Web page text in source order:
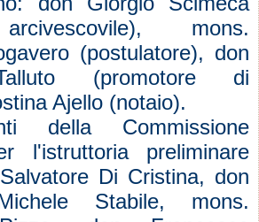
mons.
(postulatore), don
(promotore di
Ajello (notaio).
della Commissione
l'istruttoria preliminare
Di Cristina, don
Stabile, mons.